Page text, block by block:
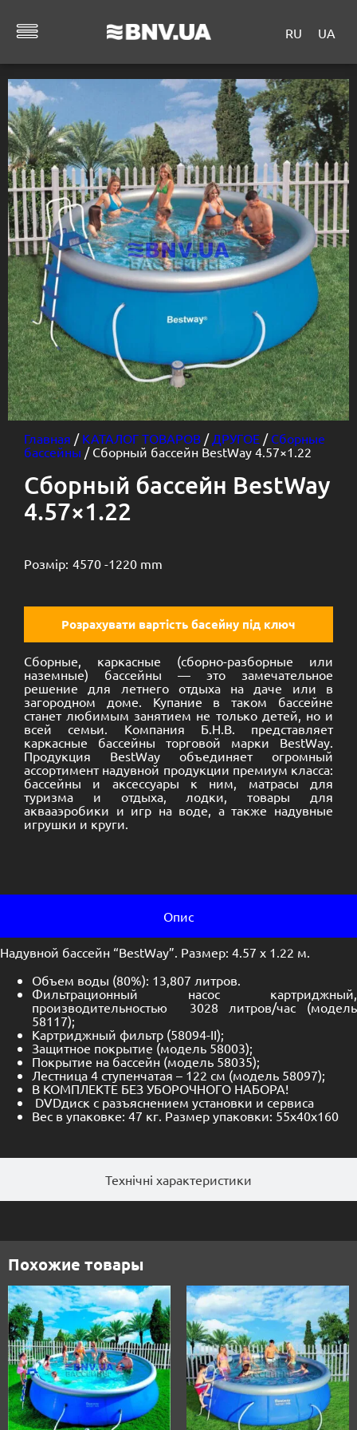
RU UA
Главная / КАТАЛОГ ТОВАРОВ / ДРУГОЕ / Сборные
бассейны / Сборный бассейн BestWay 4.57×1.22
Сборный бассейн BestWay
4.57×1.22
Розмір: 4570 -1220 mm
Розрахувати вартість басейну під ключ
Сборные, каркасные (сборно-разборные или
наземные) бассейны — это замечательное
решение для летнего отдыха на даче или в
загородном доме. Купание в таком бассейне
станет любимым занятием не только детей, но и
всей семьи. Компания Б.Н.В. представляет
каркасные бассейны торговой марки BestWay.
Продукция BestWay объединяет огромный
ассортимент надувной продукции премиум класса:
бассейны и аксессуары к ним, матрасы для
туризма и отдыха, лодки, товары для
аквааэробики и игр на воде, а также надувные
игрушки и круги.
Опис
Технічні характеристики
Надувной бассейн “BestWay”. Размер: 4.57 x 1.22 м.
Объем воды (80%): 13,807 литров.
Фильтрационный насос картриджный,
производительностью 3028 литров/час (модель
58117);
Картриджный фильтр (58094-II);
Защитное покрытие (модель 58003);
Покрытие на бассейн (модель 58035);
Лестница 4 ступенчатая – 122 см (модель 58097);
В КОМПЛЕКТЕ БЕЗ УБОРОЧНОГО НАБОРА!
DVDдиск с разъяснением установки и сервиса
Вес в упаковке: 47 кг. Размер упаковки: 55х40х160
Похожие товары